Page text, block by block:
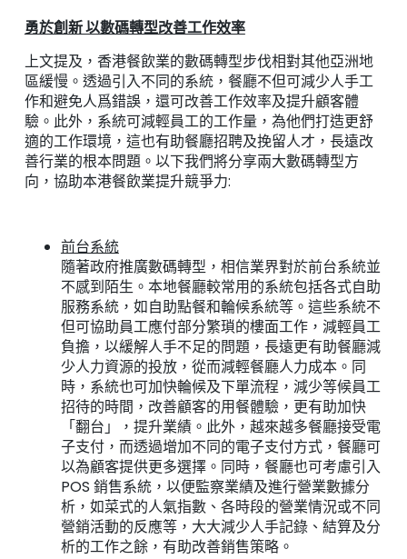
勇於創新 以數碼轉型改善工作效率
上文提及，香港餐飲業的數碼轉型步伐相對其他亞洲地
區緩慢。透過引入不同的系統，餐廳不但可減少人手工
作和避免人爲錯誤，還可改善工作效率及提升顧客體
驗。此外，系統可減輕員工的工作量，為他們打造更舒
適的工作環境，這也有助餐廳招聘及挽留人才，長遠改
善行業的根本問題。以下我們將分享兩大數碼轉型方
向，協助本港餐飲業提升競爭力:
前台系統
隨著政府推廣數碼轉型，相信業界對於前台系統並
不感到陌生。本地餐廳較常用的系統包括各式自助
服務系統，如自助點餐和輪候系統等。這些系統不
但可協助員工應付部分繁瑣的樓面工作，減輕員工
負擔，以緩解人手不足的問題，長遠更有助餐廳減
少人力資源的投放，從而減輕餐廳人力成本。同
時，系統也可加快輪候及下單流程，減少等候員工
招待的時間，改善顧客的用餐體驗，更有助加快
「翻台」，提升業績。此外，越來越多餐廳接受電
子支付，而透過增加不同的電子支付方式，餐廳可
以為顧客提供更多選擇。同時，餐廳也可考慮引入
POS 銷售系統，以便監察業績及進行營業數據分
析，如菜式的人氣指數、各時段的營業情況或不同
營銷活動的反應等，大大減少人手記錄、結算及分
析的工作之餘，有助改善銷售策略。